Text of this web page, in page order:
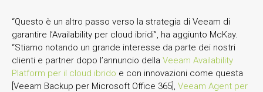
“Questo è un altro passo verso la strategia di Veeam di
garantire l’Availability per cloud ibridi”, ha aggiunto McKay.
“Stiamo notando un grande interesse da parte dei nostri
clienti e partner dopo l’annuncio della Veeam Availability
Platform per il cloud ibrido e con innovazioni come questa
[Veeam Backup per Microsoft Office 365], Veeam Agent per